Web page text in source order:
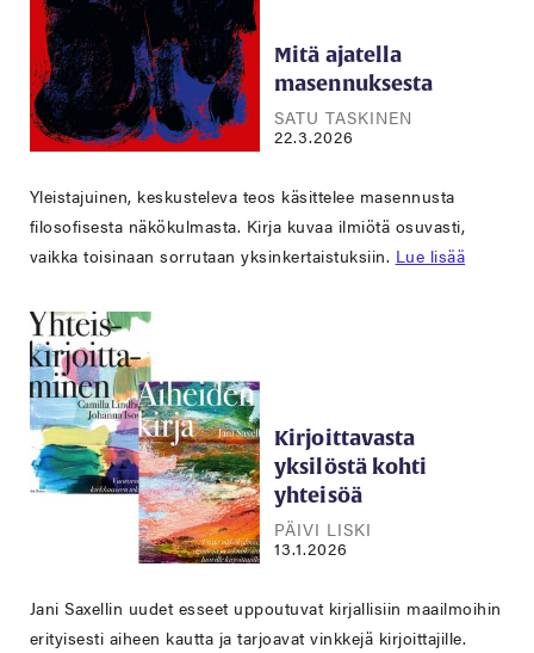
Mitä ajatella
masennuksesta
SATU TASKINEN
22.3.2026
Yleistajuinen, keskusteleva teos käsittelee masennusta
filosofisesta näkökulmasta. Kirja kuvaa ilmiötä osuvasti,
vaikka toisinaan sorrutaan yksinkertaistuksiin. Lue lisää
Kirjoittavasta
yksilöstä kohti
yhteisöä
PÄIVI LISKI
13.1.2026
Jani Saxellin uudet esseet uppoutuvat kirjallisiin maailmoihin
erityisesti aiheen kautta ja tarjoavat vinkkejä kirjoittajille.